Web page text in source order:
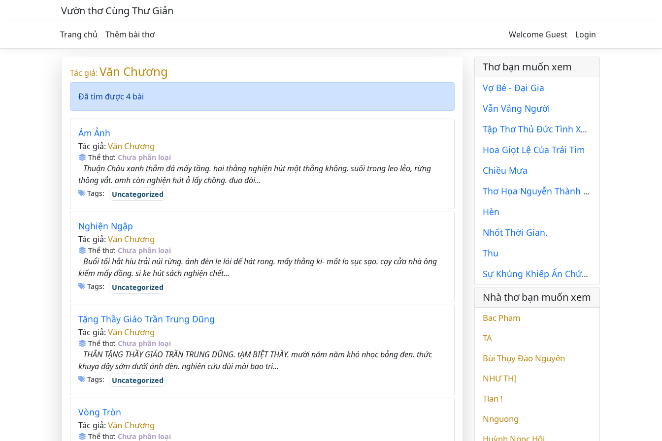
Vườn thơ Cùng Thư Giản
Trang chủ Thêm bài thơ Welcome Guest Login
Tác giả: Văn Chương
Đã tìm được 4 bài
Ám Ảnh
Tác giả: Văn Chương
Thể thơ: Chưa phân loại
Thuận Châu xanh thẳm đá mấy tầng. hai thằng nghiện hút một thằng không. suối trong leo lẻo, rừng
thông vắt. amh còn nghiện hút ả lấy chồng. đua đòi...
Tags: Uncategorized
Nghiện Ngập
Tác giả: Văn Chương
Thể thơ: Chưa phân loại
Buổi tối hắt hiu trải núi rừng. ánh đèn le lói dế hát rong. mấy thằng ki- mốt lo sục sạo. cạy cửa nhà ông
kiếm mấy đồng. sì ke hút sách nghiện chết...
Tags: Uncategorized
Tặng Thầy Giáo Trần Trung Dũng
Tác giả: Văn Chương
Thể thơ: Chưa phân loại
THÂN TẶNG THẦY GIÁO TRẦN TRUNG DŨNG. tẠM BIỆT THẦY. mười năm năm khó nhọc bảng đen. thức
khuya dậy sớm dưới ánh đèn. nghiên cứu dùi mài bao tri...
Tags: Uncategorized
Vòng Tròn
Tác giả: Văn Chương
Thể thơ: Chưa phân loại
Thơ bạn muốn xem
Vợ Bé - Đại Gia
Vẫn Vắng Người
Tập Thơ Thủ Đức Tình Xa Trang 45
Hoa Giọt Lệ Của Trái Tim
Chiều Mưa
Thơ Họa Nguyễn Thành Sáng & Tam Muội (6)..
Hèn
Nhốt Thời Gian.
Thu
Sự Khủng Khiếp Ẩn Chứa Bên Trong
Nhà thơ bạn muốn xem
Bac Pham
TA
Bùi Thụy Đào Nguyên
NHƯ THỊ
Tlan !
Nnguong